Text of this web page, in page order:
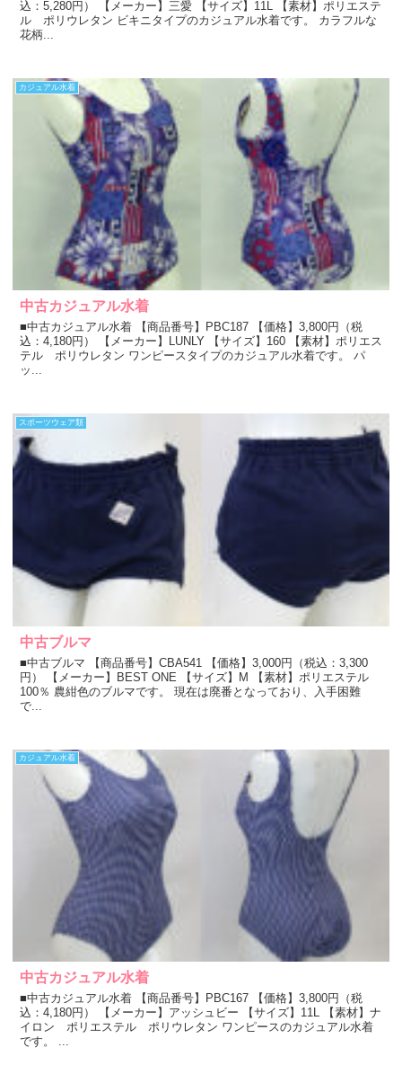
込：5,280円） 【メーカー】三愛 【サイズ】11L 【素材】ポリエステ
ル ポリウレタン ビキニタイプのカジュアル水着です。 カラフルな
花柄...
カジュアル水着
中古カジュアル水着
■中古カジュアル水着 【商品番号】PBC187 【価格】3,800円（税
込：4,180円） 【メーカー】LUNLY 【サイズ】160 【素材】ポリエス
テル ポリウレタン ワンピースタイプのカジュアル水着です。 パ
ッ...
スポーツウェア類
中古ブルマ
■中古ブルマ 【商品番号】CBA541 【価格】3,000円（税込：3,300
円） 【メーカー】BEST ONE 【サイズ】M 【素材】ポリエステル
100％ 農紺色のブルマです。 現在は廃番となっており、入手困難
で...
カジュアル水着
中古カジュアル水着
■中古カジュアル水着 【商品番号】PBC167 【価格】3,800円（税
込：4,180円） 【メーカー】アッシュビー 【サイズ】11L 【素材】ナ
イロン ポリエステル ポリウレタン ワンピースのカジュアル水着
です。 ...